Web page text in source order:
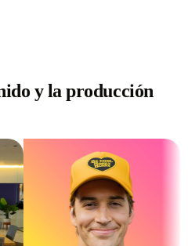
y la producción